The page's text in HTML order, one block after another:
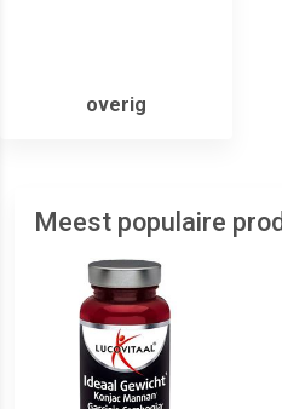
overig
Meest populaire